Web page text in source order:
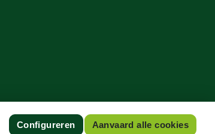
Configureren Aanvaard alle cookies